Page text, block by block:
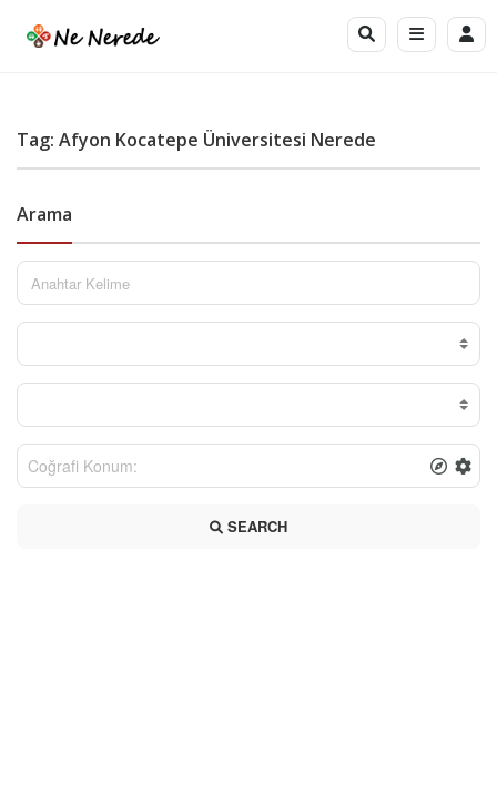
Tag: Afyon Kocatepe Üniversitesi Nerede
Arama
SEARCH